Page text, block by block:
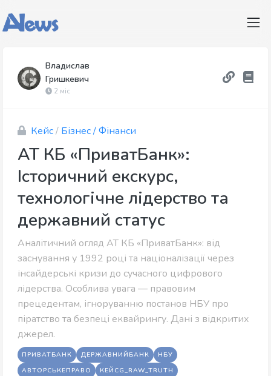
Владислав
Гришкевич
2 міс
Кейс/ Бізнес / Фінанси
АТ КБ «ПриватБанк»:
Історичний екскурс,
технологічне лідерство та
державний статус
Аналітичний огляд АТ КБ «ПриватБанк»: від
заснування у 1992 році та націоналізації через
інсайдерські кризи до сучасного цифрового
лідерства. Особлива увага — правовим
прецедентам, ігноруванню постанов НБУ про
піратство та безпеці еквайрингу. Дані з відкритих
джерел.
ПРИВАТБАНК ДЕРЖАВНИЙБАНК
НБУ
АВТОРСЬКЕПРАВО
КЕЙСG_RAW_TRUTH